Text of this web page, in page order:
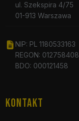
ul. Szekspira 4/75
01-913 Warszawa
NIP: PL 1180533163
REGON: 012758408
BDO: 000121458
KONTAKT